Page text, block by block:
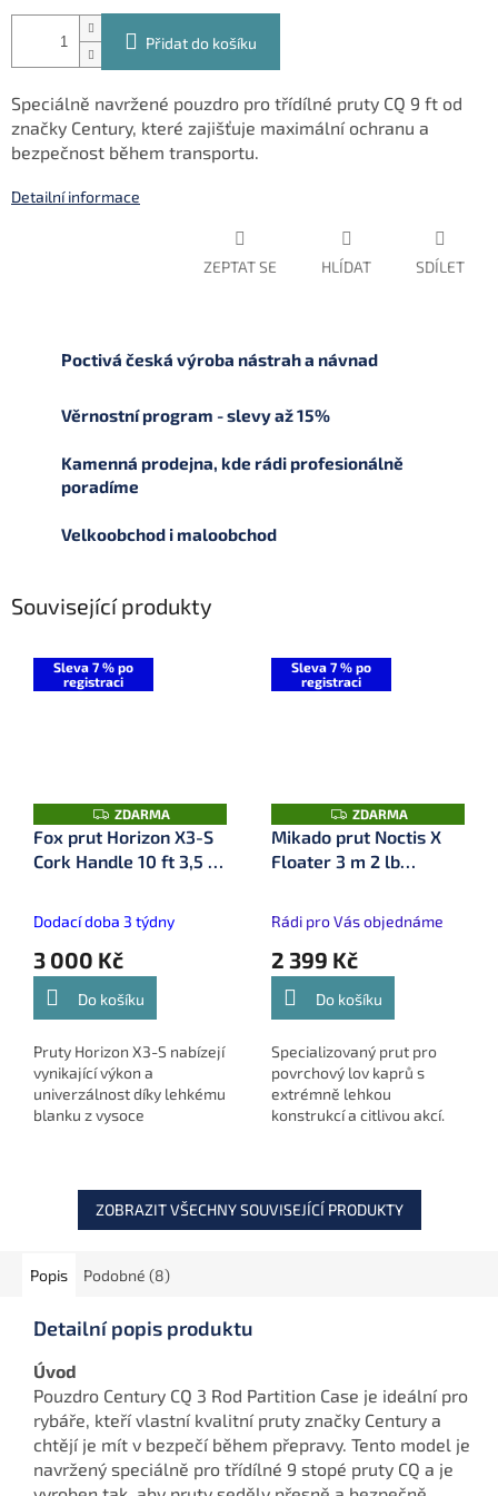
Přidat do košíku
Speciálně navržené pouzdro pro třídílné pruty CQ 9 ft od
značky Century, které zajišťuje maximální ochranu a
bezpečnost během transportu.
Detailní informace
ZEPTAT SE HLÍDAT SDÍLET
Poctivá česká výroba nástrah a návnad
Věrnostní program - slevy až 15%
Kamenná prodejna, kde rádi profesionálně
poradíme
Velkoobchod i maloobchod
Související produkty
Sleva 7 % po
registraci
Z
D
A
R
ZDARMA
Fox prut Horizon X3-S
Cork Handle 10 ft 3,5 lb
Dodací doba 3 týdny
3 000 Kč
Do košíku
Pruty Horizon X3-S nabízejí
vynikající výkon a
univerzálnost díky lehkému
blanku z vysoce
Sleva 7 % po
registraci
Z
D
A
R
ZDARMA
Mikado prut Noctis X
Floater 3 m 2 lb
Rádi pro Vás objednáme
2 399 Kč
Do košíku
Specializovaný prut pro
povrchový lov kaprů s
extrémně lehkou
konstrukcí a citlivou akcí.
ZOBRAZIT VŠECHNY SOUVISEJÍCÍ PRODUKTY
Popis Podobné (8)
Detailní popis produktu
Úvod
Pouzdro Century CQ 3 Rod Partition Case je ideální pro
rybáře, kteří vlastní kvalitní pruty značky Century a
chtějí je mít v bezpečí během přepravy. Tento model je
navržený speciálně pro třídílné 9 stopé pruty CQ a je